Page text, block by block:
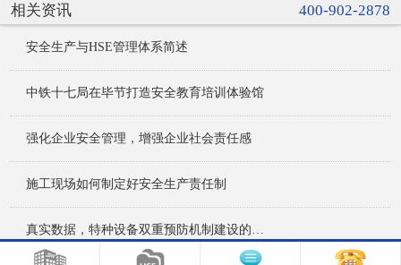
相关资讯 400-902-2878
安全生产与HSE管理体系简述
中铁十七局在毕节打造安全教育培训体验馆
强化企业安全管理，增强企业社会责任感
施工现场如何制定好安全生产责任制